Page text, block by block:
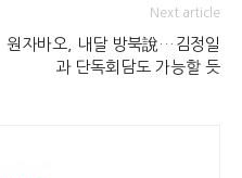
Next article
원자바오, 내달 방북說…김정일
과 단독회담도 가능할 듯